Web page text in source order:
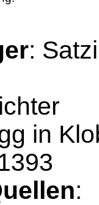
:
in
: